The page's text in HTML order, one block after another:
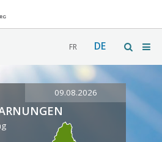
FR DE
09.08.2026